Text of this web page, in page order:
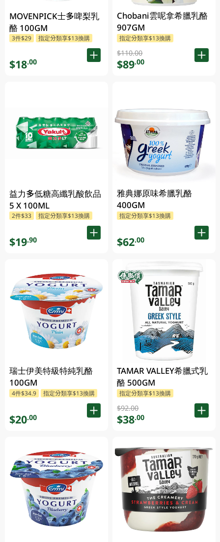
MOVENPICK士多啤梨乳
酪 100GM
3件$29 指定分類享$13換購
$18.00
益力多低糖高纖乳酸飲品
5 X 100ML
2件$33 指定分類享$13換購
$19.90
瑞士伊美特級特純乳酪
100GM
4件$34.9 指定分類享$13換購
$20.00
Chobani雲呢拿希臘乳酪
907GM
指定分類享$13換購
$110.00
$89.00
雅典娜原味希臘乳酪
400GM
指定分類享$13換購
$62.00
TAMAR VALLEY希臘式乳
酪 500GM
指定分類享$13換購
$92.00
$38.00